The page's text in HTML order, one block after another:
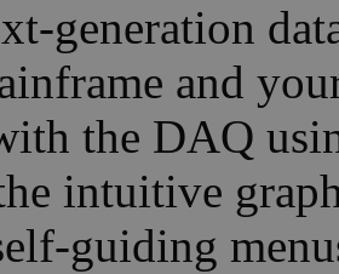
generation
and
the DAQ
intuitive
guiding